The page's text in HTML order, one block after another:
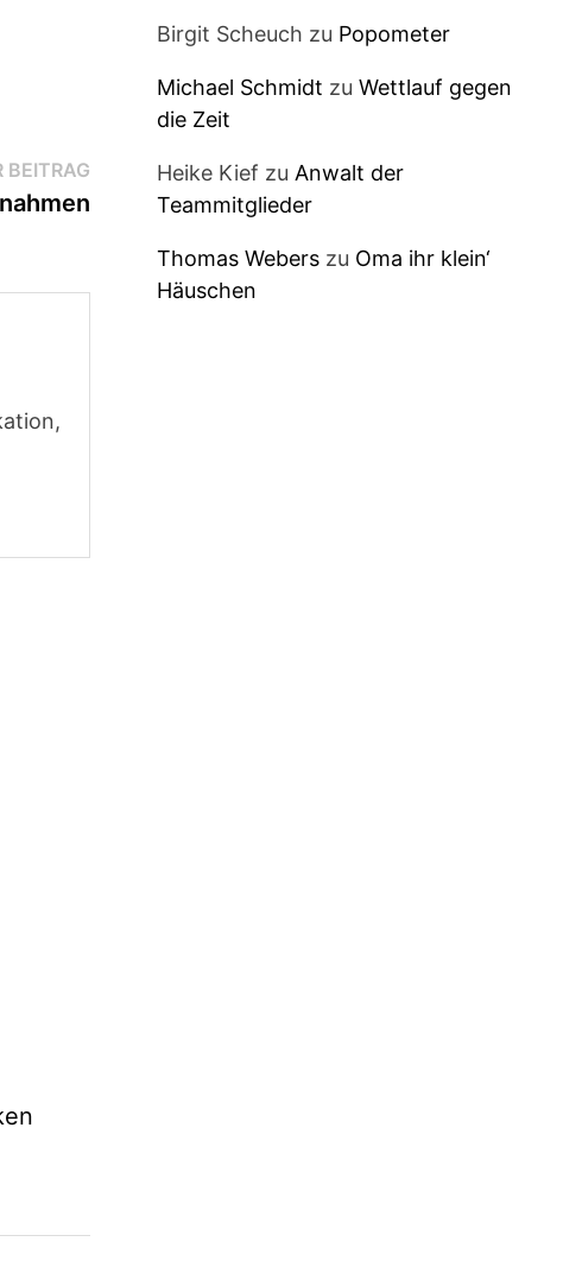
BEITRAGNächster
Beitrag:
Birgit Scheuch zu Popometer
Michael Schmidt zu Wettlauf gegen
die Zeit
Heike Kief zu Anwalt der
Teammitglieder
Thomas Weberszu Oma ihr klein‘
Häuschen